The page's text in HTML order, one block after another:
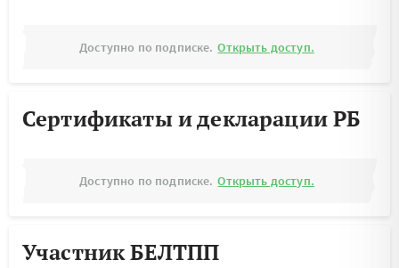
Доступно по подписке. Открыть доступ.
Сертификаты и декларации РБ
Доступно по подписке. Открыть доступ.
Участник БЕЛТПП